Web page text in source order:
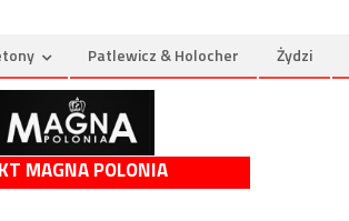
Patlewicz & Holocher Żydzi
MAGNA POLONIA